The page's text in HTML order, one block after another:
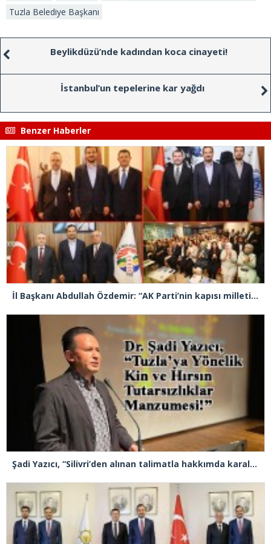
Tuzla Belediye Başkanı
Beylikdüzü’nde kadından koca cinayeti!
İstanbul’un tepelerine kar yağdı
Benzer Haberler
İl Başkanı Abdullah Özdemir: “AK Parti’nin kapısı milletine hizmet etmek isteyen herkese açıktır”
Şadi Yazıcı, “Silivri’den alınan talimatla hakkımda karalama kampanyası yürütülüyor”